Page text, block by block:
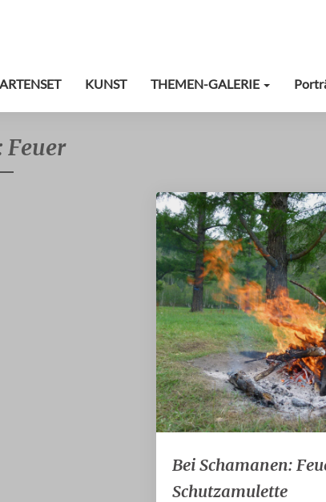
KUNST THEMEN-GALERIE
Feuer
Bei
Schamanen:
Feuer
Bei Schamanen:
Schutzamulette